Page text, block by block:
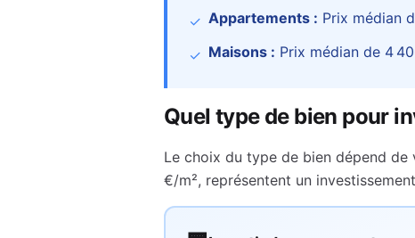
✓ Appartements : Prix médian
✓ Maisons : Prix médian de 4
Quel type de bien pour
Le choix du type de bien dépend
€/m², représentent un